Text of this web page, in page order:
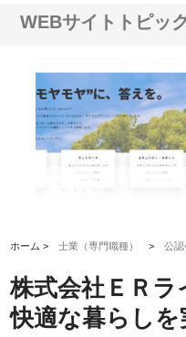
WEBサイトトピッ
株式会社ＣＳＡの事業内容と強
ホーム >士業（専門職種） >公
株式会社ＥＲ
快適な暮らし